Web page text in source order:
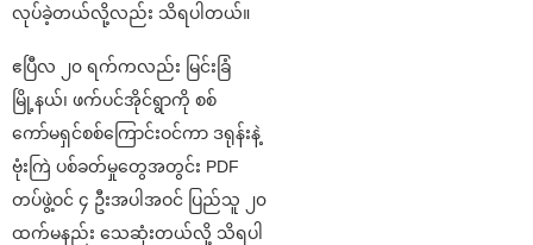
လုပ်ခဲ့တယ်လို့လည်း သိရပါတယ်။
ဧပြီလ ၂၀ ရက်ကလည်း မြင်းခြံ
မြို့နယ်၊ ဖက်ပင်အိုင်ရွာကို စစ်
ကော်မရှင်စစ်ကြောင်းဝင်ကာ ဒရုန်းနဲ့
ဗုံးကြဲ ပစ်ခတ်မှုတွေအတွင်း PDF
တပ်ဖွဲ့ဝင် ၄ ဦးအပါအဝင် ပြည်သူ ၂၀
ထက်မနည်း သေဆုံးတယ်လို့ သိရပါ